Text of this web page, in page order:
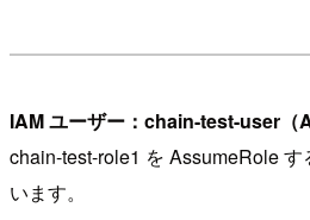
IAM ユーザー：chain-test-user（
chain-test-role1 を AssumeRole
います。